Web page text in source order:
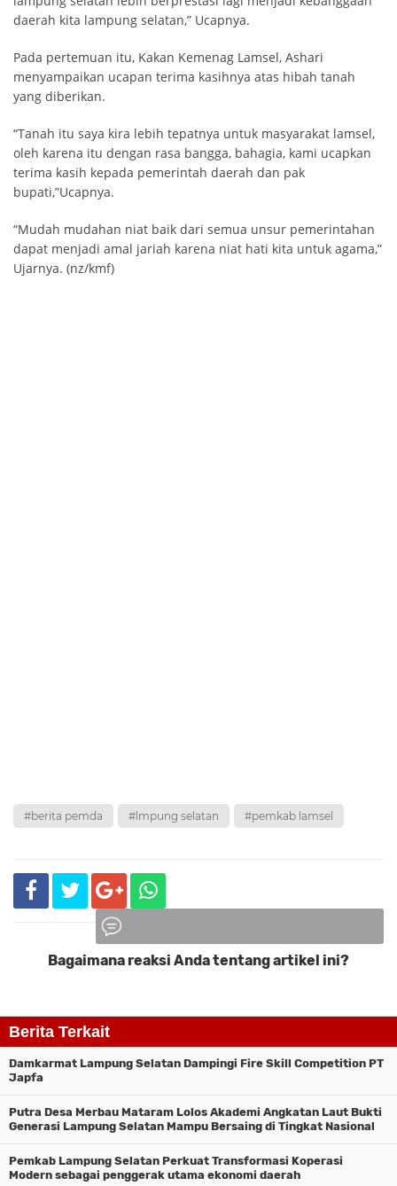
daerah kita lampung selatan,” Ucapnya.
Pada pertemuan itu, Kakan Kemenag Lamsel, Ashari
menyampaikan ucapan terima kasihnya atas hibah tanah
yang diberikan.
“Tanah itu saya kira lebih tepatnya untuk masyarakat lamsel,
oleh karena itu dengan rasa bangga, bahagia, kami ucapkan
terima kasih kepada pemerintah daerah dan pak
bupati,”Ucapnya.
“Mudah mudahan niat baik dari semua unsur pemerintahan
dapat menjadi amal jariah karena niat hati kita untuk agama,”
Ujarnya. (nz/kmf)
#berita pemda #lmpung selatan #pemkab lamsel
Komentar
Bagaimana reaksi Anda tentang artikel ini?
Berita Terkait
Damkarmat Lampung Selatan Dampingi Fire Skill Competition PT
Japfa
Putra Desa Merbau Mataram Lolos Akademi Angkatan Laut Bukti
Generasi Lampung Selatan Mampu Bersaing di Tingkat Nasional
Pemkab Lampung Selatan Perkuat Transformasi Koperasi
Modern sebagai penggerak utama ekonomi daerah